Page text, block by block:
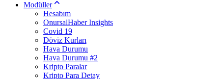
Modüller
Hesabım
OnursalHaber Insights
Covid 19
Döviz Kurları
Hava Durumu
Hava Durumu #2
Kripto Paralar
Kripto Para Detay